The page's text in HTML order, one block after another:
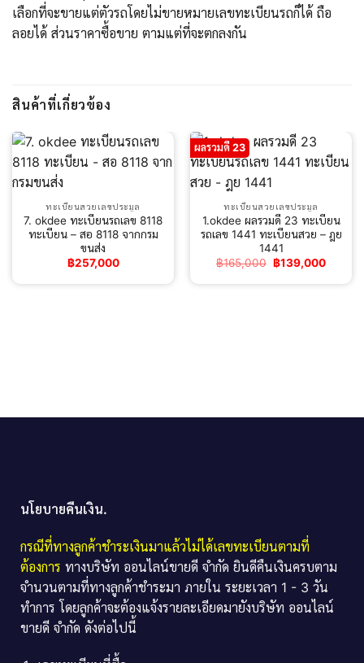
เลือกที่จะขายแต่ตัวรถโดยไม่ขายหมายเลขทะเบียนรถก็ได้ ถือ
ลอยได้ ส่วนราคาซื้อขาย ตามแต่ที่จะตกลงกัน
สินค้าที่เกี่ยวข้อง
ทะเบียนสวยเลขประมูล
7. okdee ทะเบียนรถเลข 8118
ทะเบียน – สอ 8118 จากกรม
ขนส่ง
฿257,000
ผลรวมดี 23
ทะเบียนสวยเลขประมูล
1.okdee ผลรวมดี 23 ทะเบียน
รถเลข 1441 ทะเบียนสวย – ฎย
1441
฿165,000 Original
price
฿139,000
นโยบายคืนเงิน.
กรณีที่ทางลูกค้าชำระเงินมาแล้วไม่ได้เลขทะเบียนตามที่
ต้องการ ทางบริษัท ออนไลน์ขายดี จำกัด ยินดีคืนเงินครบตาม
จำนวนตามที่ทางลูกค้าชำระมา ภายใน ระยะเวลา 1 - 3 วัน
ทำการ โดยลูกค้าจะต้องแจ้งรายละเอียดมายังบริษัท ออนไลน์
ขายดี จำกัด ดังต่อไปนี้